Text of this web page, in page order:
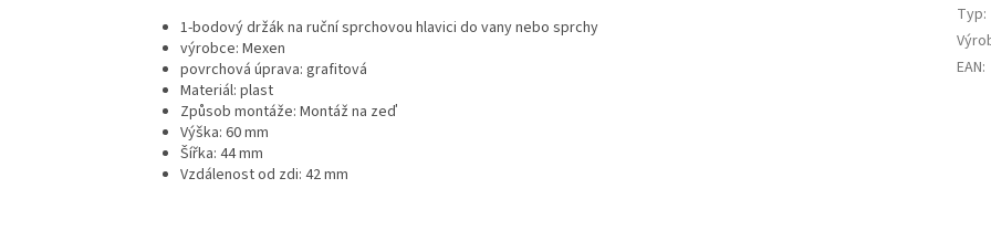
1-bodový držák na ruční sprchovou hlavici do vany nebo sprchy
výrobce: Mexen
povrchová úprava: grafitová
Materiál: plast
Způsob montáže: Montáž na zeď
Výška: 60 mm
Šířka: 44 mm
Vzdálenost od zdi: 42 mm
Typ:
EAN: